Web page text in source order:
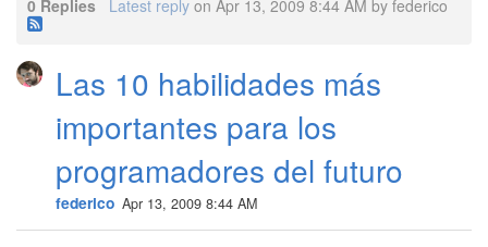
0 Replies Latest replyon Apr 13, 2009 8:44 AM by federico
Las 10 habilidades más
importantes para los
programadores del futuro
federico Apr 13, 2009 8:44 AM